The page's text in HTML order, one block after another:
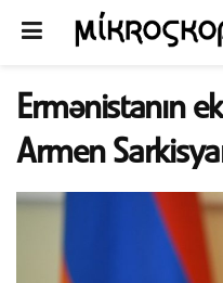
Ermənistanın
Armen